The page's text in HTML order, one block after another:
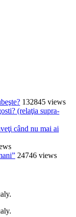
132845 views
(relaţia supra-
când nu mai ai
24746 views